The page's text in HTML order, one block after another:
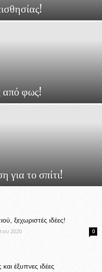
από φως!
για το σπίτι!
ξεχωριστές ιδέες!
2020 0
έξυπνες ιδέες